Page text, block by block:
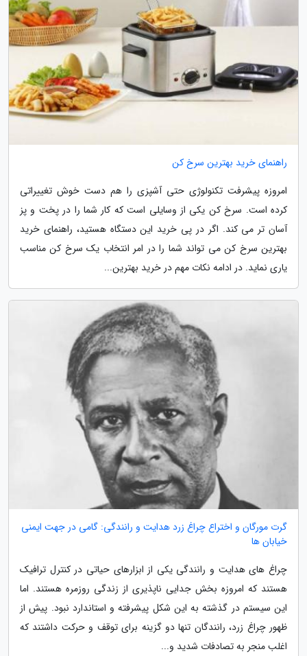
راهنمای خرید بهترین سرخ کن
امروزه پیشرفت تکنولوژی حتی آشپزی را هم دست خوش تغییراتی
کرده است. سرخ کن یکی از وسایلی است که کار شما را در پخت و پز
آسان تر می کند. اگر در پی خرید این دستگاه هستید، راهنمای خرید
بهترین سرخ کن می تواند شما را در امر انتخاب یک سرخ کن مناسب
یاری نماید. در ادامه نکات مهم در خرید بهترین...
گرت مورگان و اختراع چراغ زرد هدایت و رانندگی: گامی در جهت ایمنی
خیابان ها
چراغ های هدایت و رانندگی یکی از ابزارهای حیاتی در کنترل ترافیک
هستند که امروزه بخش جدایی ناپذیری از زندگی روزمره هستند. اما
این سیستم در گذشته به این شکل پیشرفته و استاندارد نبود. پیش از
ظهور چراغ زرد، رانندگان تنها دو گزینه برای توقف و حرکت داشتند که
اغلب منجر به تصادفات شدید و...